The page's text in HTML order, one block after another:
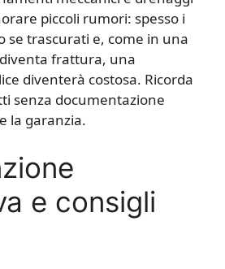
piccoli rumori: spesso i
se trascurati e, come in una
frattura, una
diventerà costosa. Ricorda
senza documentazione
la garanzia.
e consigli